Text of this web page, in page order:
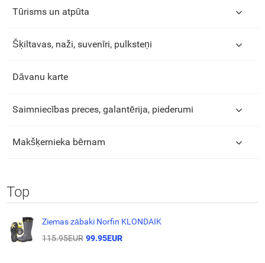
Tūrisms un atpūta
Šķiltavas, naži, suvenīri, pulksteņi
Dāvanu karte
Saimniecības preces, galantērija, piederumi
Makšķernieka bērnam
Top
Ziemas zābaki Norfin KLONDAIK
115.95EUR 99.95EUR